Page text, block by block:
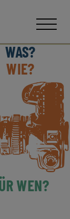
WAS?
WIE?
WEN?